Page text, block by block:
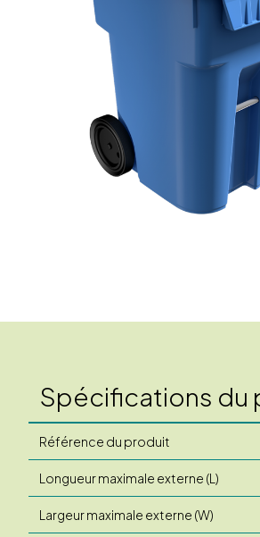
Spécifications du
Référence du produit
Longueur maximale externe (L)
Largeur maximale externe (W)